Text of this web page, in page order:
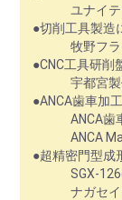
ユナイテッ
●切削工具製造
牧野フラ
●CNC工具研削
宇都宮製
●ANCA歯車加
ANCA歯車加
ANCA
●超精密門型成
SGX-
ナガセイン